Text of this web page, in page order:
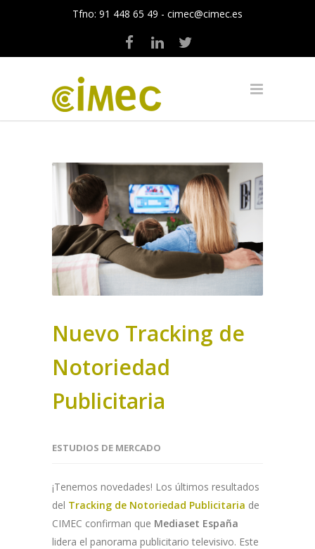
Tfno: 91 448 65 49 - cimec@cimec.es
Nuevo Tracking de
Notoriedad
Publicitaria
ESTUDIOS DE MERCADO
¡Tenemos novedades! Los últimos resultados
del Tracking de Notoriedad Publicitaria de
CIMEC confirman que Mediaset España
lidera el panorama publicitario televisivo. Este